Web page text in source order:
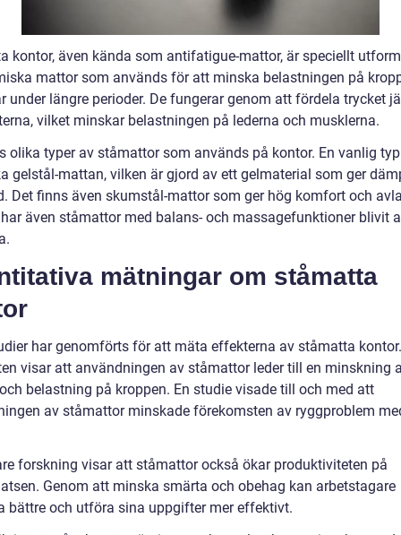
kontor, även kända som antifatigue-mattor, är speciellt
mattor som används för att minska belastningen på
under längre perioder. De fungerar genom att fördela trycket
vilket minskar belastningen på lederna och musklerna.
olika typer av ståmattor som används på kontor. En vanlig
gelstål-mattan, vilken är gjord av ett gelmaterial som ger
Det finns även skumstål-mattor som ger hög komfort och
även ståmattor med balans- och massagefunktioner blivit
mätningar om ståmatta
har genomförts för att mäta effekterna av ståmatta kontor.
visar att användningen av ståmattor leder till en minskning
belastning på kroppen. En studie visade till och med att
av ståmattor minskade förekomsten av ryggproblem
forskning visar att ståmattor också ökar produktiviteten på
Genom att minska smärta och obehag kan arbetstagare
bättre och utföra sina uppgifter mer effektivt.